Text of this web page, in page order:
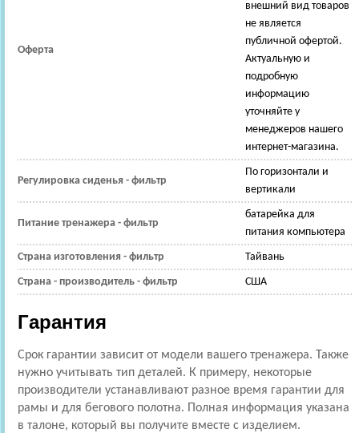
Оферта
внешний вид товаров
не является
публичной офертой.
Актуальную и
подробную
информацию
уточняйте у
менеджеров нашего
интернет-магазина.
Регулировка сиденья - фильтр
По горизонтали и
вертикали
Питание тренажера - фильтр
батарейка для
питания компьютера
Страна изготовления - фильтр Тайвань
Страна - производитель - фильтр США
Гарантия
Срок гарантии зависит от модели вашего тренажера. Также
нужно учитывать тип деталей. К примеру, некоторые
производители устанавливают разное время гарантии для
рамы и для бегового полотна. Полная информация указана
в талоне, который вы получите вместе с изделием.